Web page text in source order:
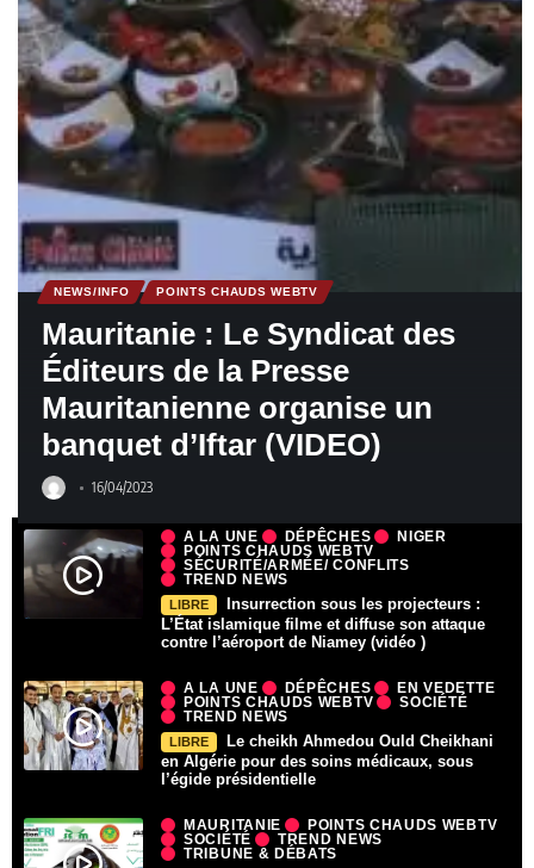
NEWS/INFO POINTS CHAUDS WEBTV
Mauritanie : Le Syndicat des
Éditeurs de la Presse
Mauritanienne organise un
banquet d’Iftar (VIDEO)
16/04/2023
A LA UNE DÉPÊCHES
NIGER
POINTS CHAUDS WEBTV
SÉCURITÉ/ARMÉE/ CONFLITS
TREND NEWS
LIBRE
Insurrection sous les projecteurs :
L’État islamique filme et diffuse son attaque
contre l’aéroport de Niamey (vidéo )
A LA UNE DÉPÊCHES
EN VEDETTE
POINTS CHAUDS WEBTV
SOCIÉTÉ
TREND NEWS
LIBRE
Le cheikh Ahmedou Ould Cheikhani
en Algérie pour des soins médicaux, sous
l’égide présidentielle
MAURITANIE
POINTS CHAUDS WEBTV
SOCIÉTÉ
TREND NEWS
TRIBUNE & DÉBATS